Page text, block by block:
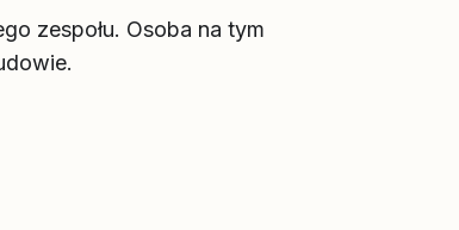
zespołu. Osoba na tym